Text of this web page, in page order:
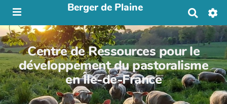
Berger de Plaine
h
e
r
c
h
e
r
Centre de Ressources pour le
développement du pastoralisme
en Île-de-France